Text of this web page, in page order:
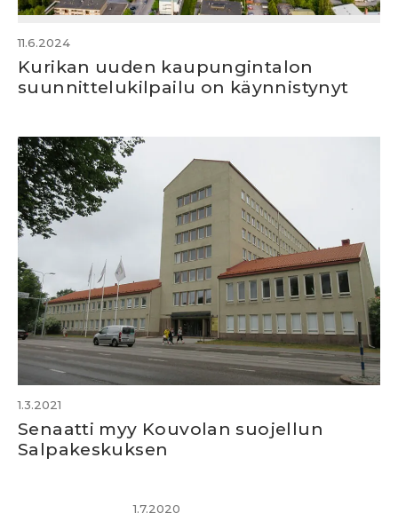
11.6.2024
Kurikan uuden kaupungintalon
suunnittelukilpailu on käynnistynyt
1.3.2021
Senaatti myy Kouvolan suojellun
Salpakeskuksen
1.7.2020